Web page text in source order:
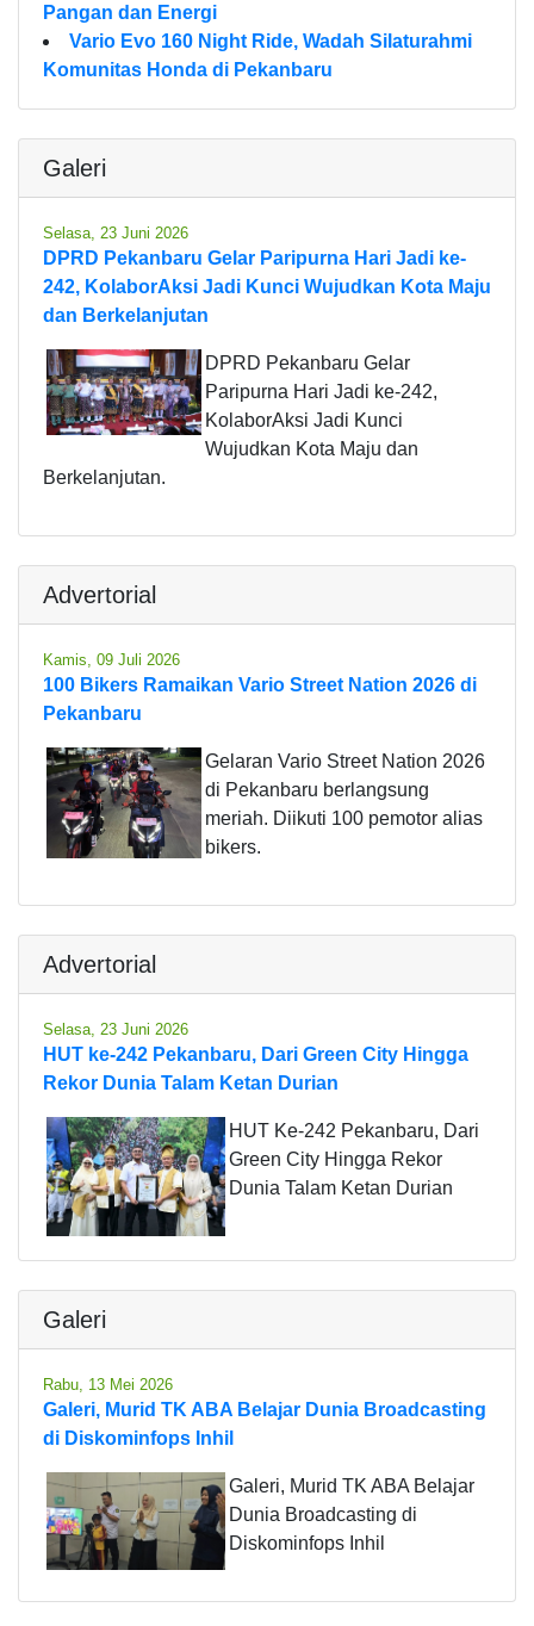
Pangan dan Energi
Vario Evo 160 Night Ride, Wadah Silaturahmi
Komunitas Honda di Pekanbaru
Galeri
Selasa, 23 Juni 2026
DPRD Pekanbaru Gelar Paripurna Hari Jadi ke-
242, KolaborAksi Jadi Kunci Wujudkan Kota Maju
dan Berkelanjutan
DPRD Pekanbaru Gelar
Paripurna Hari Jadi ke-242,
KolaborAksi Jadi Kunci
Wujudkan Kota Maju dan
Berkelanjutan.
Advertorial
Kamis, 09 Juli 2026
100 Bikers Ramaikan Vario Street Nation 2026 di
Pekanbaru
Gelaran Vario Street Nation 2026
di Pekanbaru berlangsung
meriah. Diikuti 100 pemotor alias
bikers.
Advertorial
Selasa, 23 Juni 2026
HUT ke-242 Pekanbaru, Dari Green City Hingga
Rekor Dunia Talam Ketan Durian
HUT Ke-242 Pekanbaru, Dari
Green City Hingga Rekor
Dunia Talam Ketan Durian
Galeri
Rabu, 13 Mei 2026
Galeri, Murid TK ABA Belajar Dunia Broadcasting
di Diskominfops Inhil
Galeri, Murid TK ABA Belajar
Dunia Broadcasting di
Diskominfops Inhil